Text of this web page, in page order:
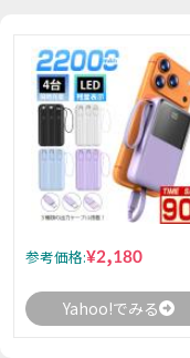
参考価格:¥2,180
Yahoo!でみる